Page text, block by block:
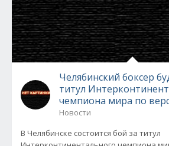
Челябинский боксер
титул
чемпиона мира по
Новости
В Челябинске состоится бой за титул